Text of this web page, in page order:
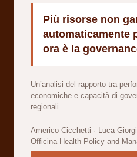
Più risorse non
automaticamente
ora è la
Un’analisi del rapporto tra
economiche e capacità di
regionali.
Americo Cicchetti · Luca
Officina Health Policy and